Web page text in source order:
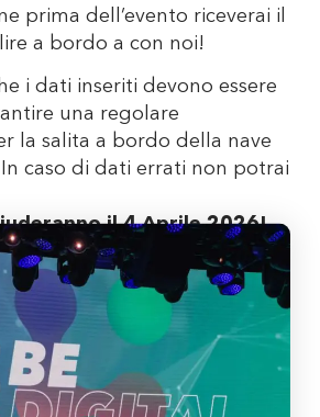
prima dell’evento riceverai il
a bordo a con noi!
i dati inseriti devono essere
una regolare
la salita a bordo della nave
In caso di dati errati non potrai
il 4 Aprile 2026!